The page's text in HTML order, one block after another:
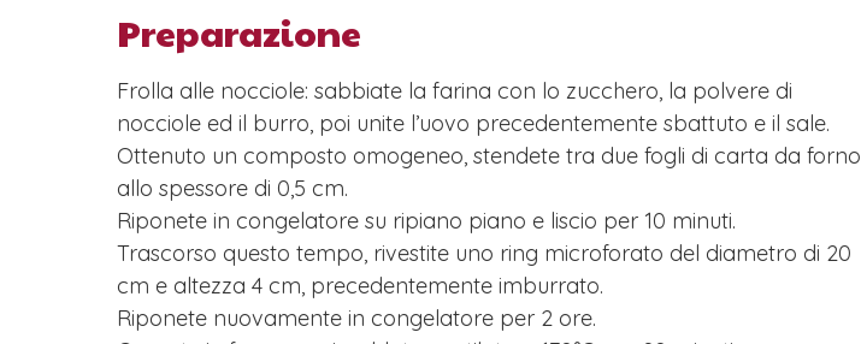
Preparazione
Frolla alle nocciole: sabbiate la farina con lo zucchero, la polvere di
nocciole ed il burro, poi unite l’uovo precedentemente sbattuto e il sale.
Ottenuto un composto omogeneo, stendete tra due fogli di carta da forno
allo spessore di 0,5 cm.
Riponete in congelatore su ripiano piano e liscio per 10 minuti.
Trascorso questo tempo, rivestite uno ring microforato del diametro di 20
cm e altezza 4 cm, precedentemente imburrato.
Riponete nuovamente in congelatore per 2 ore.